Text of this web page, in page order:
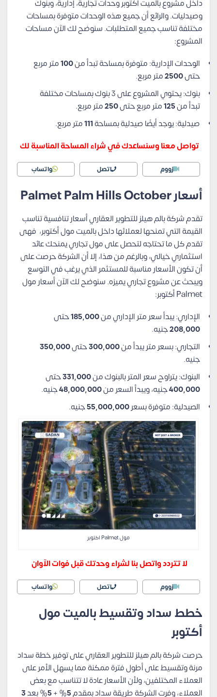
داخل مشروع بالميت أكتوبر وحدات تجارية، إدارية، وبنوك
وصيدليات. والرائع أن جميع هذه الوحدات متوفرة بمساحات
مختلفة تناسب جميع المتطلبات. سنوضح لك الآن مساحات
المشروع:
الوحدات الإدارية: متوفرة بمساحة تبدأ من100متر مربع
حتى2500متر مربع.
بنوك: يحتوي المشروع على 3 بنوك بمساحات مختلفة
تبدأ من125متر مربع حتى250متر مربع.
صيدلية: يوجد أيضًا صيدلية بمساحة111متر مربع.
تواصل معنا وسنساعدك في شراء المساحة المناسبة لك
زووم اتصل واتساب
أسعار Palmet Palm Hills October
تقدم شركة بالم هيلز للتطوير العقاري أسعار تنافسية تناسب
القيمة التي تمنحها لعملائها داخل بالميت مول أكتوبر، فهى
تقدم كل ما تحتاجه لتحصل على مول تجاري يمنحك عائد
استثماري خيالي، وبالرغم من هذا، إلا أن الشركة حرصت على
أن تكون الأسعار مناسبة للمستثمر الذي يرغب في التوسع
ويبحث عن مشروع تجاري يميزه. سنوضح لك الآن أسعار مول
Palmet أكتوبر:
الإداري: يبدأ سعر متر الإداري من185,000حتى
208,000جنيه.
التجاري: بسعر متر يبدأ من300,000حتى350,000
جنيه.
البنوك: يتراوح سعر المتر بالبنوك من331,000حتى
400,000جنيه، ويبدأ السعر من48,000,000جنيه.
الصيدلية: متوفرة بسعر55,000,000جنيه.
مول Palmet اكتوبر
لا تتردد واتصل بنا لشراء وحدتك قبل فوات الآوان
زووم اتصل واتساب
خطط سداد وتقسيط بالميت مول
أكتوبر
حرصت شركة بالم هيلز للتطوير العقاري على توفير خطة سداد
مرنة وتقسيط على أطول فترة ممكنة مما يسهل الأمر على
العملاء المختلفين، ولأن الأسعار عادة لا تتناسب مع بعض
العملاء، وفرت الشركة طريقة سداد بمقدم5
% +
5% بعد3